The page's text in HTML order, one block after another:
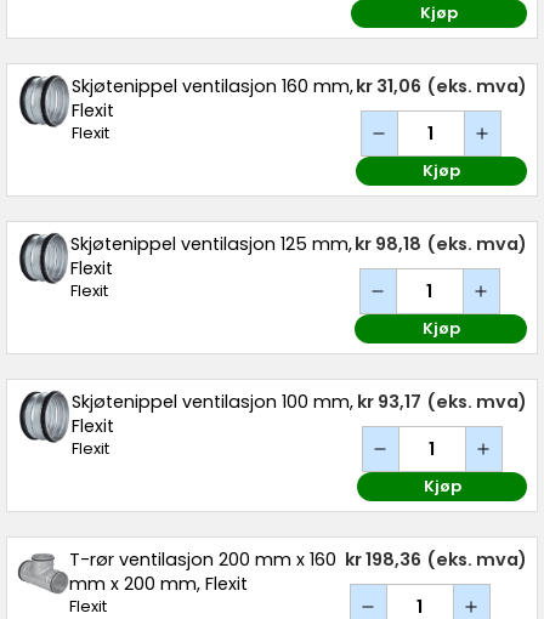
Kjøp
Skjøtenippel ventilasjon 160 mm,
Flexit
Flexit
kr 31,06 (eks. mva)
Kjøp
Skjøtenippel ventilasjon 125 mm,
Flexit
Flexit
kr 98,18 (eks. mva)
Kjøp
Skjøtenippel ventilasjon 100 mm,
Flexit
Flexit
kr 93,17 (eks. mva)
Kjøp
T-rør ventilasjon 200 mm x 160
mm x 200 mm, Flexit
Flexit
kr 198,36 (eks. mva)